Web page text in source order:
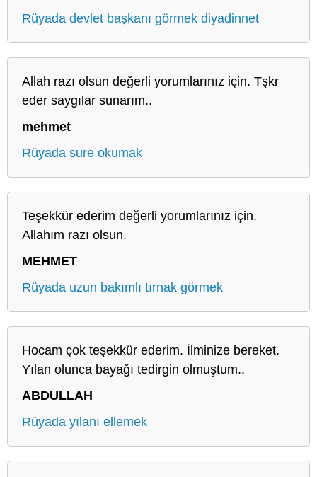
Rüyada devlet başkanı görmek diyadinnet
Allah razı olsun değerli yorumlarınız için. Tşkr
eder saygılar sunarım..
mehmet
Rüyada sure okumak
Teşekkür ederim değerli yorumlarınız için.
Allahım razı olsun.
MEHMET
Rüyada uzun bakımlı tırnak görmek
Hocam çok teşekkür ederim. İlminize bereket.
Yılan olunca bayağı tedirgin olmuştum..
ABDULLAH
Rüyada yılanı ellemek